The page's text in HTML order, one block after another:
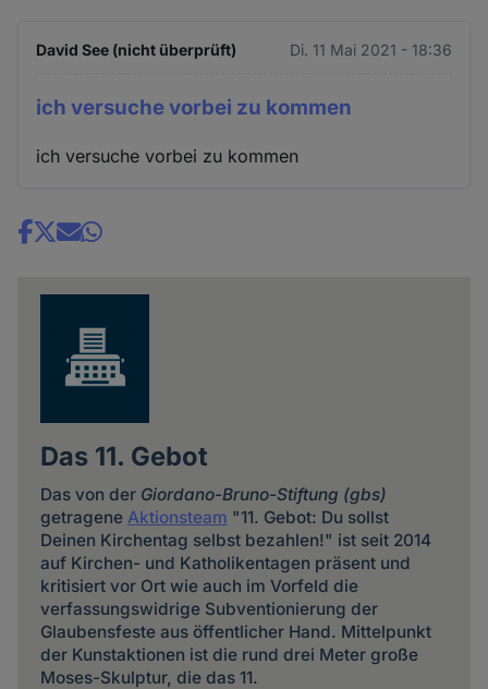
David See (nicht überprüft) Di. 11 Mai 2021 - 18:36
ich versuche vorbei zu kommen
ich versuche vorbei zu kommen
Share
Das 11. Gebot
Das von der Giordano-Bruno-Stiftung (gbs)
getragene Aktionsteam "11. Gebot: Du sollst
Deinen Kirchentag selbst bezahlen!" ist seit 2014
auf Kirchen- und Katholikentagen präsent und
kritisiert vor Ort wie auch im Vorfeld die
verfassungswidrige Subventionierung der
Glaubensfeste aus öffentlicher Hand. Mittelpunkt
der Kunstaktionen ist die rund drei Meter große
Moses-Skulptur, die das 11.